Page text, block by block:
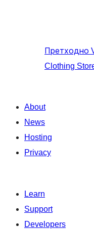
Претходно
Clothing
About
News
Hosting
Privacy
Learn
Support
Developers